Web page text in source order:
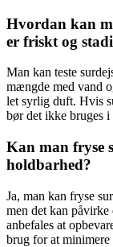
Hvordan kan
er friskt og
Man kan teste
mængde med vand
let syrlig duft. Hvis
bør det ikke bruges i
Kan man fryse
holdbarhed?
Ja, man kan fryse
men det kan
anbefales at
brug for at minimere